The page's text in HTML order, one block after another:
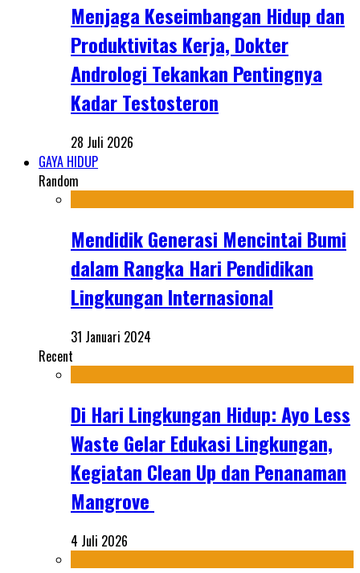
Menjaga Keseimbangan Hidup dan
Produktivitas Kerja, Dokter
Andrologi Tekankan Pentingnya
Kadar Testosteron
28 Juli 2026
GAYA HIDUP
Random
Mendidik Generasi Mencintai Bumi
dalam Rangka Hari Pendidikan
Lingkungan Internasional
31 Januari 2024
Recent
Di Hari Lingkungan Hidup: Ayo Less
Waste Gelar Edukasi Lingkungan,
Kegiatan Clean Up dan Penanaman
Mangrove
4 Juli 2026